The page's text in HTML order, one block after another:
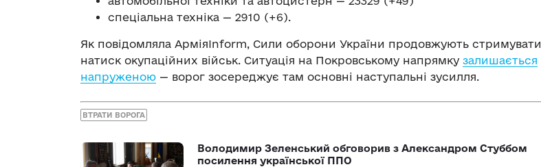
спеціальна техніка — 2910 (+6).
Як повідомляла АрміяInform, Сили оборони України продовжують стримувати
натиск окупаційних військ. Ситуація на Покровському напрямку залишається
напруженою — ворог зосереджує там основні наступальні зусилля.
ВТРАТИ ВОРОГА
Володимир Зеленський обговорив з Александром Стуббом
посилення української ППО